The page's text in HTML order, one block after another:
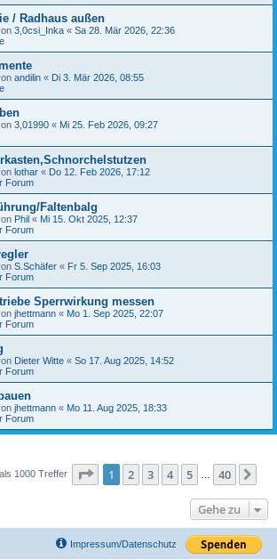
/ Radhaus außen
3,0csi_Inka « Sa 28. Mär 2026, 22:36
andilin « Di 3. Mär 2026, 08:55
3,01990 « Mi 25. Feb 2026, 09:27
lothar « Do 12. Feb 2026, 17:12
Forum
Faltenbalg
Phil « Mi 15. Okt 2025, 12:37
Forum
S.Schäfer « Fr 5. Sep 2025, 16:03
Forum
Sperrwirkung messen
jhettmann « Mo 1. Sep 2025, 22:07
Forum
Dieter Witte « So 17. Aug 2025, 14:52
Forum
jhettmann « Mo 11. Aug 2025, 18:33
Forum
1000 Treffer Seite 1von 40
1 2 3 4 5 40
Gehe zu
Impressum/Datenschutz